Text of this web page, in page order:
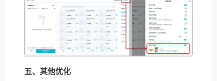
五、其他优化